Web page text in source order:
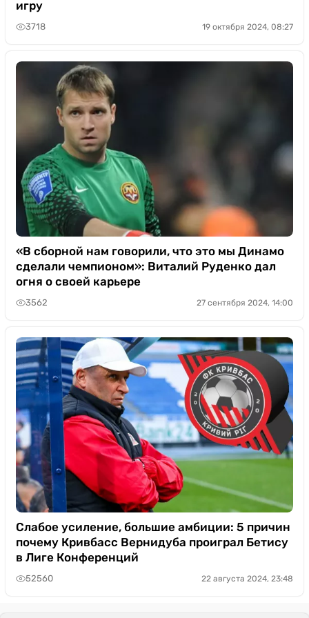
игру
3718 19 октября 2024, 08:27
«В сборной нам говорили, что это мы Динамо
сделали чемпионом»: Виталий Руденко дал
огня о своей карьере
3562 27 сентября 2024, 14:00
Слабое усиление, большие амбиции: 5 причин
почему Кривбасс Вернидуба проиграл Бетису
в Лиге Конференций
52560 22 августа 2024, 23:48